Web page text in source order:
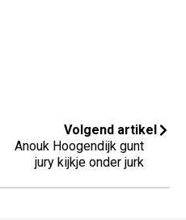
Volgend artikel
Anouk Hoogendijk gunt
jury kijkje onder jurk